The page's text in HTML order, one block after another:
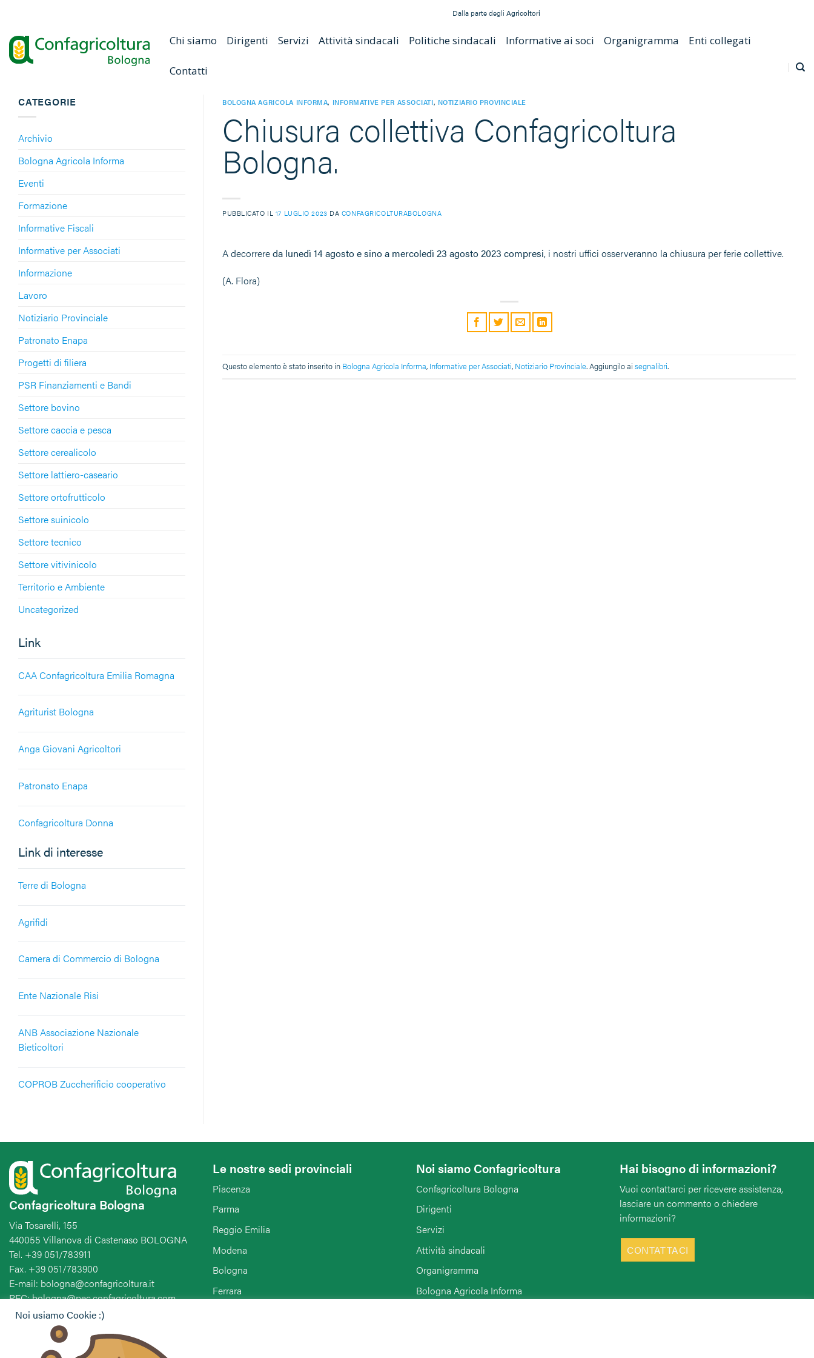
contenuti
Dalla parte degli Agricoltori
Chi siamo Dirigenti Servizi Attività sindacali Politiche sindacali Informative ai soci Organigramma Enti collegati
Contatti
CATEGORIE
Archivio
Bologna Agricola Informa
Eventi
Formazione
Informative Fiscali
Informative per Associati
Informazione
Lavoro
Notiziario Provinciale
Patronato Enapa
Progetti di filiera
PSR Finanziamenti e Bandi
Settore bovino
Settore caccia e pesca
Settore cerealicolo
Settore lattiero-caseario
Settore ortofrutticolo
Settore suinicolo
Settore tecnico
Settore vitivinicolo
Territorio e Ambiente
Uncategorized
Link
CAA Confagricoltura Emilia Romagna
Agriturist Bologna
Anga Giovani Agricoltori
Patronato Enapa
Confagricoltura Donna
Link di interesse
Terre di Bologna
Agrifidi
Camera di Commercio di Bologna
Ente Nazionale Risi
ANB Associazione Nazionale
Bieticoltori
COPROB Zuccherificio cooperativo
BOLOGNA AGRICOLA INFORMA, INFORMATIVE PER ASSOCIATI, NOTIZIARIO PROVINCIALE
Chiusura collettiva Confagricoltura
Bologna.
PUBBLICATO IL 17 LUGLIO 2023 DA CONFAGRICOLTURABOLOGNA
A decorrereda lunedì 14 agosto e sino a mercoledì 23 agosto 2023 compresi, i nostri uffici osserveranno la chiusura per ferie collettive.
(A. Flora)
Questo elemento è stato inserito in Bologna Agricola Informa, Informative per Associati, Notiziario Provinciale. Aggiungilo ai segnalibri.
Confagricoltura Bologna
Via Tosarelli, 155
440055 Villanova di Castenaso BOLOGNA
Tel. +39 051/783911
Fax. +39 051/783900
E-mail: bologna@confagricoltura.it
PEC: bologna@pec.confagricoltura.com
Le nostre sedi provinciali
Piacenza
Parma
Reggio Emilia
Modena
Bologna
Ferrara
Noi siamo Confagricoltura
Confagricoltura Bologna
Dirigenti
Servizi
Attività sindacali
Organigramma
Bologna Agricola Informa
Hai bisogno di informazioni?
Vuoi contattarci per ricevere assistenza,
lasciare un commento o chiedere
informazioni?
CONTATTACI
Noi usiamo Cookie :)